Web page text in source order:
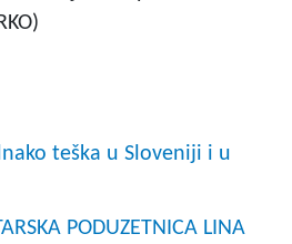
teška u Sloveniji i u
PODUZETNICA LINA